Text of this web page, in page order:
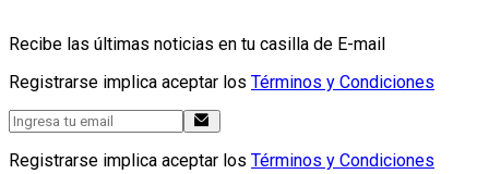
Recibe las últimas noticias en tu casilla de E-mail
Registrarse implica aceptar los Términos y Condiciones
Registrarse implica aceptar los Términos y Condiciones